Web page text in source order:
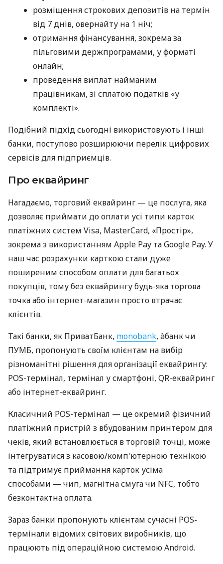
розміщення строкових депозитів на термін
від 7 днів, овернайту на 1 ніч;
отримання фінансування, зокрема за
пільговими держпрограмами, у форматі
онлайн;
проведення виплат найманим
працівникам, зі сплатою податків «у
комплекті».
Подібний підхід сьогодні використовують і інші
банки, поступово розширюючи перелік цифрових
сервісів для підприємців.
Про еквайринг
Нагадаємо, торговий еквайринг — це послуга, яка
дозволяє приймати до оплати усі типи карток
платіжних систем Visa, MasterCard, «Простір»,
зокрема з використанням Apple Pay та Google Pay. У
наш час розрахунки карткою стали дуже
поширеним способом оплати для багатьох
покупців, тому без еквайрингу будь-яка торгова
точка або інтернет-магазин просто втрачає
клієнтів.
Такі банки, як ПриватБанк, monobank, àбанк чи
ПУМБ, пропонують своїм клієнтам на вибір
різноманітні рішення для організації еквайрингу:
POS-термінал, термінал у смартфоні, QR-еквайринг
або інтернет-еквайринг.
Класичний POS-термінал — це окремий фізичний
платіжний пристрій з вбудованим принтером для
чеків, який встановлюється в торговій точці, може
інтегруватися з касовою/комп'ютерною технікою
та підтримує приймання карток усіма
способами — чип, магнітна смуга чи NFC, тобто
безконтактна оплата.
Зараз банки пропонують клієнтам сучасні POS-
термінали відомих світових виробників, що
працюють під операційною системою Android.